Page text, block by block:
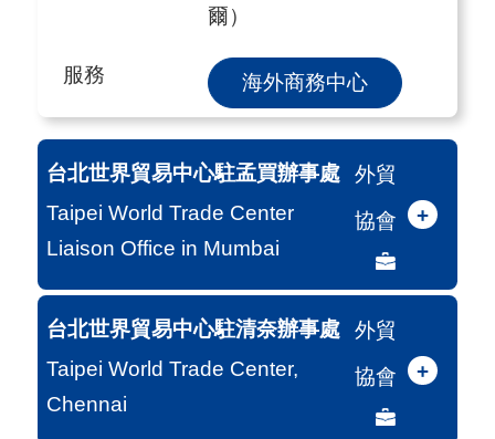
爾）
服務 海外商務中心
台北世界貿易中心駐孟買辦事處
Taipei World Trade Center
Liaison Office in Mumbai
外貿
協會
+
台北世界貿易中心駐清奈辦事處
Taipei World Trade Center,
Chennai
外貿
協會
+